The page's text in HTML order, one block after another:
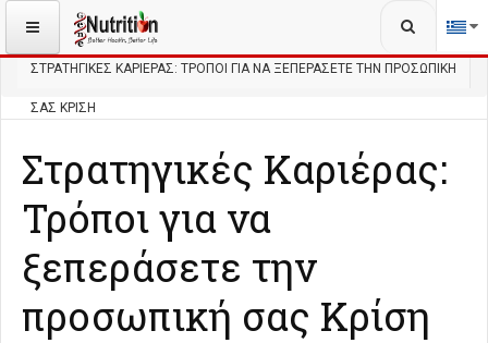
ΒΡΊΣΚΕΣΤΕ ΕΔΏ: ΕΡΓΑΣΊΑ & ΚΑΡΙΈΡΑ
ΣΤΡΑΤΗΓΙΚΈΣ ΚΑΡΙΈΡΑΣ: ΤΡΌΠΟΙ ΓΙΑ ΝΑ ΞΕΠΕΡΆΣΕΤΕ ΤΗΝ ΠΡΟΣΩΠΙΚΉ
ΣΑΣ ΚΡΊΣΗ
Στρατηγικές Καριέρας:
Τρόποι για να
ξεπεράσετε την
προσωπική σας Κρίση